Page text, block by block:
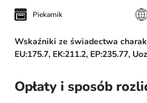
Piekarnik
Wskaźniki ze świadectwa
EU:175.7, EK:211.2, EP:235.77,
Opłaty i sposób